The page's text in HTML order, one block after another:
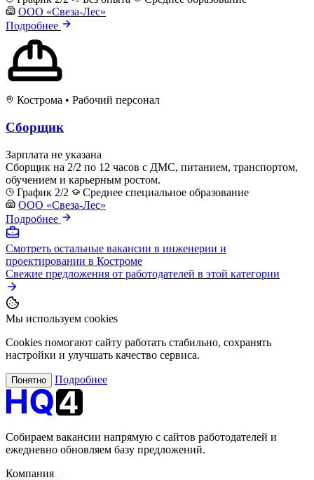
ООО «Свеза-Лес»
Подробнее
Кострома • Рабочий персонал
Сборщик
Зарплата не указана
Сборщик на 2/2 по 12 часов с ДМС, питанием, транспортом,
обучением и карьерным ростом.
График 2/2
Среднее специальное образование
ООО «Свеза-Лес»
Подробнее
Смотреть остальные вакансии в инженерии и
проектировании в Костроме
Свежие предложения от работодателей в этой категории
Мы используем cookies
Cookies помогают сайту работать стабильно, сохранять
настройки и улучшать качество сервиса.
Понятно Подробнее
Собираем вакансии напрямую с сайтов работодателей и
ежедневно обновляем базу предложений.
Компания